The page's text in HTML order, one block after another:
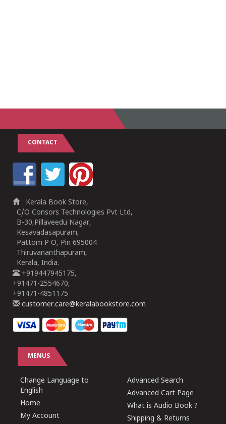
CONTACT
Kerala Book Store,
C/O Consors Technologies Pvt Ltd,
B-30,Pillaveedu Nagar,
Kesavadasapuram,
Pattom P O, Pin 695004
Thiruvananthapuram,
Kerala, India.
+919447945175,
+91471-2554670,
+91471-4851175
customer.care@keralabookstore.com
MENUS
Change Language to
English
Home
My Account
Advanced Search
Advanced Cart Page
What is Audio Book ?
Shipping & Returns